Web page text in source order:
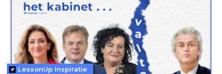
LessonUp Inspiratie